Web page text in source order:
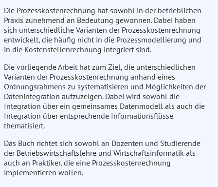
Die Prozesskostenrechnung hat sowohl in der betrieblichen
Praxis zunehmend an Bedeutung gewonnen. Dabei haben
sich unterschiedliche Varianten der Prozesskostenrechnung
entwickelt, die häufig nicht in die Prozessmodellierung und
in die Kostenstellenrechnung integriert sind.
Die vorliegende Arbeit hat zum Ziel, die unterschiedlichen
Varianten der Prozesskostenrechnung anhand eines
Ordnungsrahmens zu systematisieren und Möglichkeiten der
Datenintegration aufzuzeigen. Dabei wird sowohl die
Integration über ein gemeinsames Datenmodell als auch die
Integration über entsprechende Informationsflüsse
thematisiert.
Das Buch richtet sich sowohl an Dozenten und Studierende
der Betriebswirtschaftslehre und Wirtschaftsinformatik als
auch an Praktiker, die eine Prozesskostenrechnung
implementieren wollen.